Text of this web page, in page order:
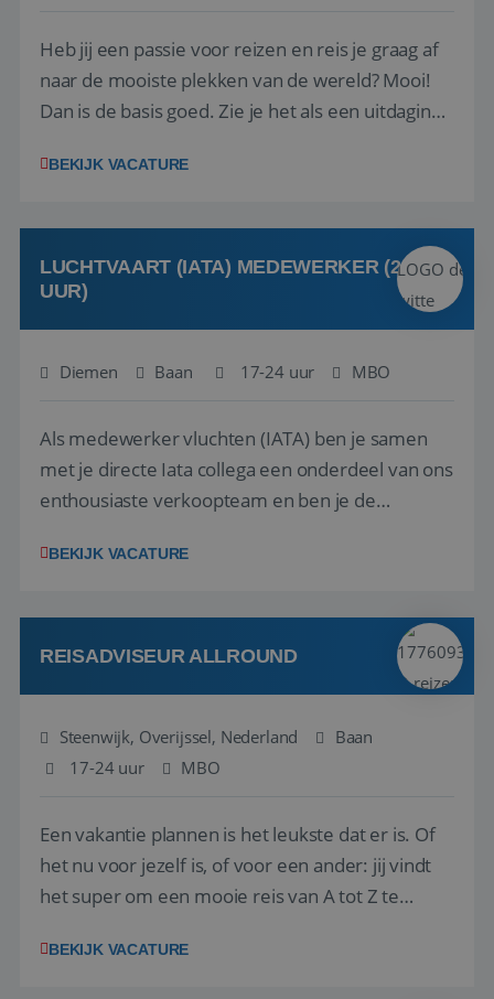
Heb jij een passie voor reizen en reis je graag af
naar de mooiste plekken van de wereld? Mooi!
Dan is de basis goed. Zie je het als een uitdaging
het samenstellen en boeken van de perfecte
deze onderdelen zijn nu samen gevoegd...
BEKIJK VACATURE
LUCHTVAART (IATA) MEDEWERKER (24-32
UUR)
Diemen Baan 17-24 uur MBO
Als medewerker vluchten (IATA) ben je samen
met je directe Iata collega een onderdeel van ons
enthousiaste verkoopteam en ben je de
en tarieven waar je collega’s niet uitkomen.
kwaliteitsbewaking van alles wat met IATA te m...
BEKIJK VACATURE
REISADVISEUR ALLROUND
Steenwijk, Overijssel, Nederland
Baan
17-24 uur
MBO
Een vakantie plannen is het leukste dat er is. Of
het nu voor jezelf is, of voor een ander: jij vindt
het super om een mooie reis van A tot Z te
vakantiegangers de meest prachtige plekjes op
BEKIJK VACATURE